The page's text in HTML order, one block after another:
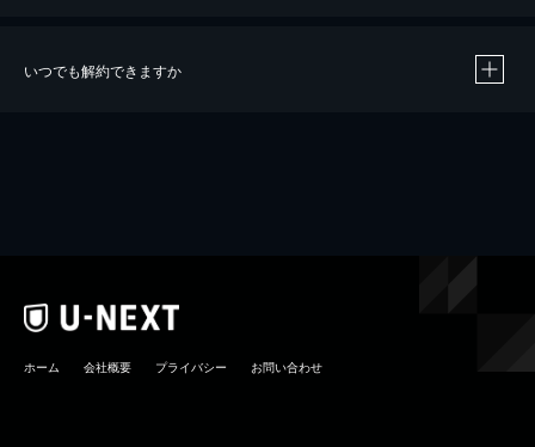
いつでも解約できますか
ホーム 会社概要 プライバシー お問い合わせ